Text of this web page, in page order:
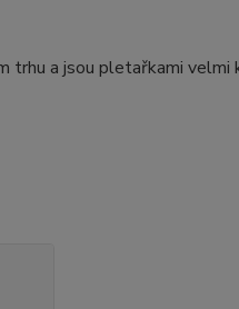
trhu a jsou pletařkami velmi